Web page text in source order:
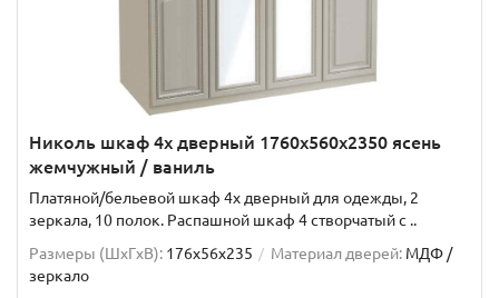
Николь шкаф 4х дверный 1760x560x2350 ясень
жемчужный / ваниль
Платяной/бельевой шкаф 4х дверный для одежды, 2
зеркала, 10 полок. Распашной шкаф 4 створчатый с ..
Размеры (ШxГxВ): 176x56x235 Материал дверей: МДФ /
зеркало